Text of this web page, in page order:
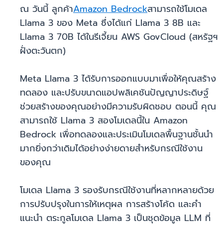
ณ วันนี้ ลูกค้าAmazon Bedrockสามารถใช้โมเดล
Llama 3 ของ Meta ซึ่งได้แก่ Llama 3 8B และ
Llama 3 70B ได้ในรีเจี้ยน AWS GovCloud (สหรัฐฯ
ฝั่งตะวันตก)
Meta Llama 3 ได้รับการออกแบบมาเพื่อให้คุณสร้าง
ทดลอง และปรับขนาดแอปพลิเคชันปัญญาประดิษฐ์
ช่วยสร้างของคุณอย่างมีความรับผิดชอบ ตอนนี้ คุณ
สามารถใช้ Llama 3 สองโมเดลนี้ใน Amazon
Bedrock เพื่อทดลองและประเมินโมเดลพื้นฐานชั้นนำ
มากยิ่งกว่าเดิมได้อย่างง่ายดายสำหรับกรณีใช้งาน
ของคุณ
โมเดล Llama 3 รองรับกรณีใช้งานที่หลากหลายด้วย
การปรับปรุงในการให้เหตุผล การสร้างโค้ด และคำ
แนะนำ ตระกูลโมเดล Llama 3 เป็นชุดข้อมูล LLM ที่